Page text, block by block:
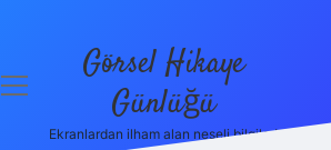
menüyü
Görsel Hikaye
Günlüğü
Ekranlardan ilham alan neşeli bilgiler!